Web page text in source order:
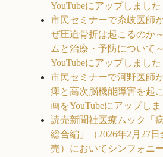
YouTubeにアップしました
市民セミナーで糸岐医師
ぜ圧迫骨折は起こるのか
ムと治療・予防について
YouTubeにアップしました
市民セミナーで河野医師
痺と高次脳機能障害を起
画をYouTubeにアップしま
読売新聞社医療ムック「
総合編」（2026年2月27
売）においてシンフォニ